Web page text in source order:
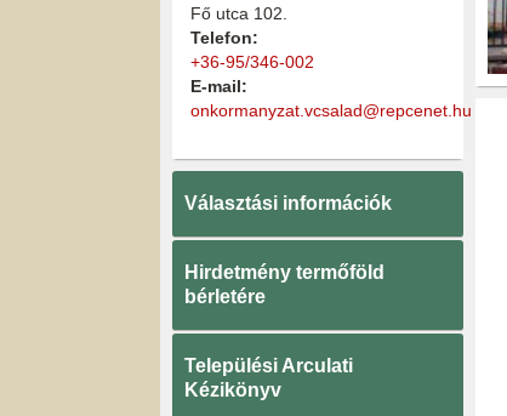
Fő utca 102.
Telefon:
+36-95/346-002
E-mail:
onkormanyzat.vcsalad@repcenet.hu
Választási információk
Hirdetmény termőföld
bérletére
Települési Arculati
Kézikönyv